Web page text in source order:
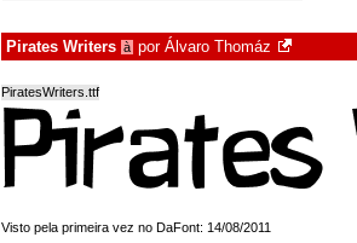
Pirates Writers à por Álvaro Thomáz
PiratesWriters.ttf
Visto pela primeira vez no DaFont: 14/08/2011